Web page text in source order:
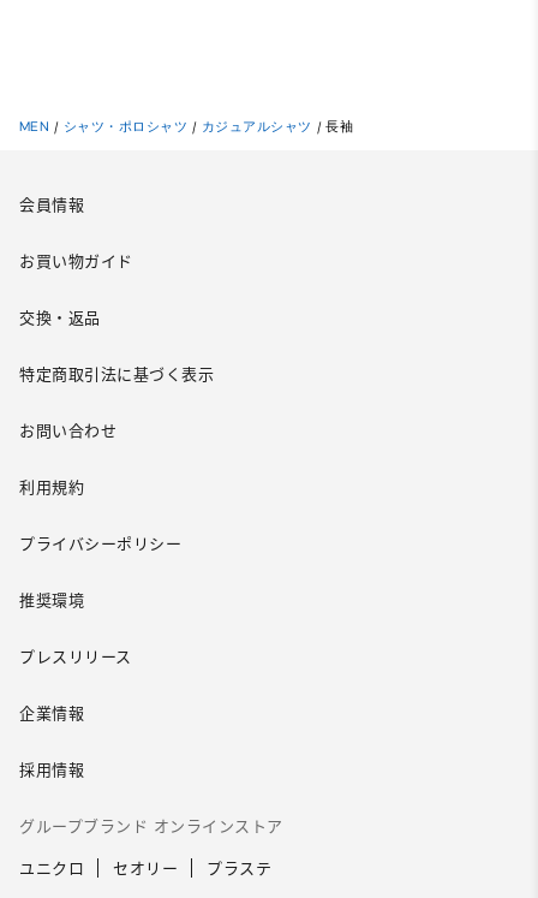
MEN / シャツ・ポロシャツ / カジュアルシャツ / 長袖
会員情報
お買い物ガイド
交換・返品
特定商取引法に基づく表示
お問い合わせ
利用規約
プライバシーポリシー
推奨環境
プレスリリース
企業情報
採用情報
グループブランド オンラインストア
ユニクロ セオリー プラステ